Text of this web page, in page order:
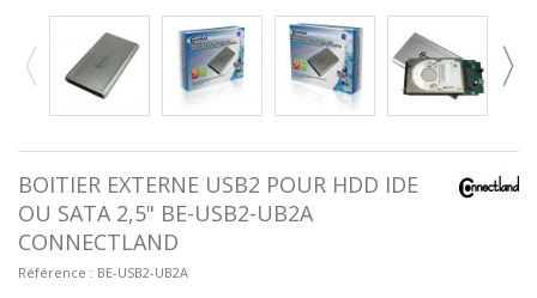
BOITIER EXTERNE USB2 POUR HDD IDE
OU SATA 2,5" BE-USB2-UB2A
CONNECTLAND
Référence : BE-USB2-UB2A